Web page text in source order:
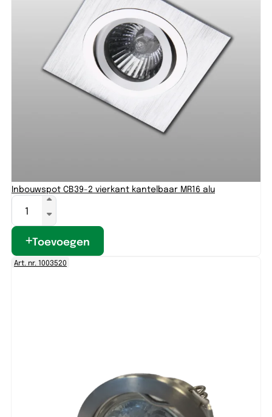
Inbouwspot CB39-2 vierkant kantelbaar MR16 alu
Toevoegen
Art. nr. 1003520